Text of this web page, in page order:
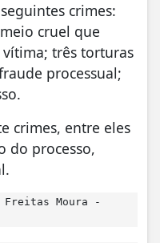
crimes:
cruel que
três torturas
processual;
crimes, entre eles
do processo,
Freitas Moura -